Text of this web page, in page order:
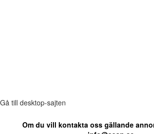
Gå till desktop-sajten
Om du vill kontakta oss gällande